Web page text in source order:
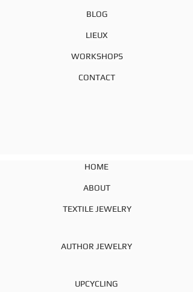
BLOG
LIEUX
WORKSHOPS
CONTACT
HOME
ABOUT
TEXTILE JEWELRY
AUTHOR JEWELRY
UPCYCLING